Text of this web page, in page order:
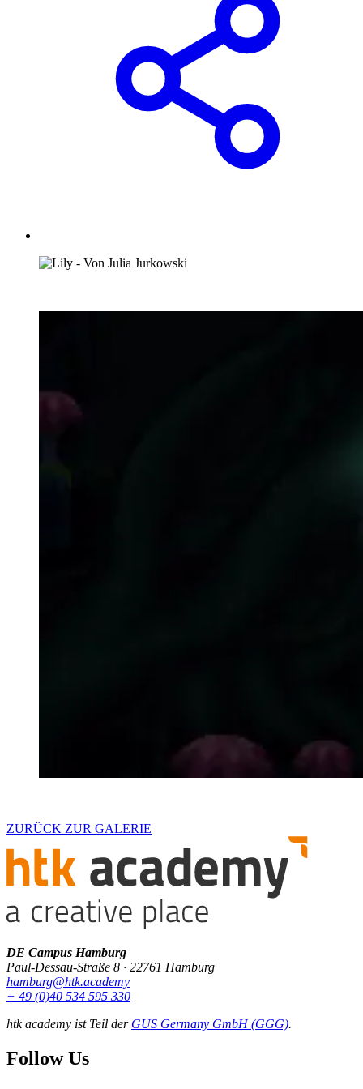
ZURÜCK ZUR GALERIE
DE Campus Hamburg
Paul-Dessau-Straße 8 · 22761 Hamburg
hamburg@htk.academy
+ 49 (0)40 534 595 330
htk academy ist Teil der GUS Germany GmbH (GGG).
Follow Us